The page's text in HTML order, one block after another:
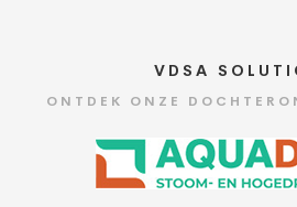
VDSA
ONTDEK ONZE